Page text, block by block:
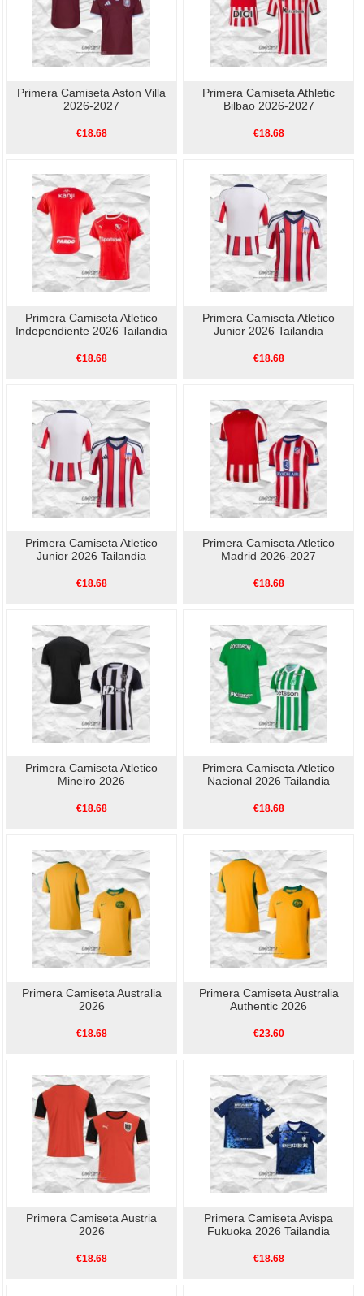
Primera Camiseta Aston Villa
2026-2027
€18.68
Primera Camiseta Athletic
Bilbao 2026-2027
€18.68
Primera Camiseta Atletico
Independiente 2026 Tailandia
€18.68
Primera Camiseta Atletico
Junior 2026 Tailandia
€18.68
Primera Camiseta Atletico
Junior 2026 Tailandia
€18.68
Primera Camiseta Atletico
Madrid 2026-2027
€18.68
Primera Camiseta Atletico
Mineiro 2026
€18.68
Primera Camiseta Atletico
Nacional 2026 Tailandia
€18.68
Primera Camiseta Australia
2026
€18.68
Primera Camiseta Australia
Authentic 2026
€23.60
Primera Camiseta Austria
2026
€18.68
Primera Camiseta Avispa
Fukuoka 2026 Tailandia
€18.68